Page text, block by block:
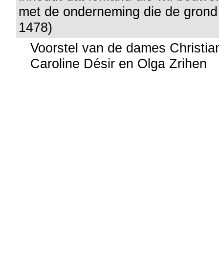
met de onderneming die de
1478)
Voorstel van de dames
Caroline Désir en Olga Zrihen